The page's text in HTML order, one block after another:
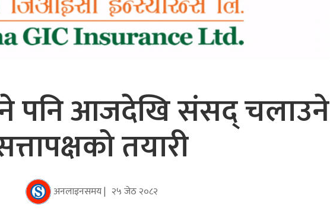
पनि आजदेखि संसद् चलाउने
तयारी
अनलाइनसमय | २५ जेठ २०८२